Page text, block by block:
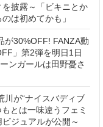
披露～「ビキニとか
は初めてかも」
が30%OFF! FANZA動
」第2弾を明日1日
ンガールは田野憂さ
川が“ナイスバディブ
とは一味違うフェミ
ジュアルが公開～